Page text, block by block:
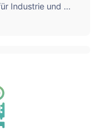
Industrie und In
das Lesen u
zu erl
Layout-Dokume